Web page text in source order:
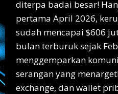
diterpa badai besar!
pertama April 2026,
sudah mencapai $606
bulan terburuk sejak
menggemparkan
serangan yang
exchange, dan wallet